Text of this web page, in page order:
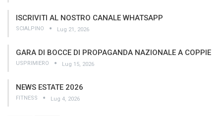
ISCRIVITI AL NOSTRO CANALE WHATSAPP
SCIALPINO Lug 21, 2026
GARA DI BOCCE DI PROPAGANDA NAZIONALE A COPPIE
USPRIMIERO Lug 15, 2026
NEWS ESTATE 2026
FITNESS Lug 4, 2026